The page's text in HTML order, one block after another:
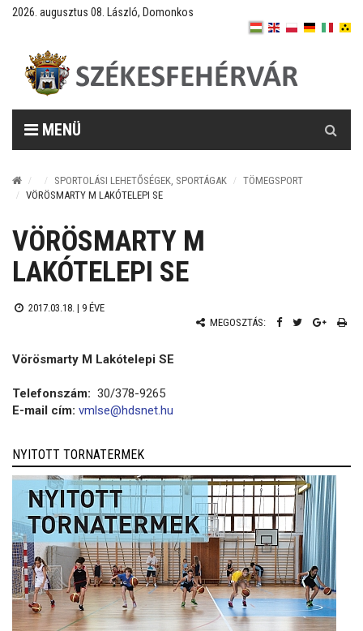
2026. augusztus 08. László, Domonkos
MENÜ
SPORTOLÁSI LEHETŐSÉGEK, SPORTÁGAK
TÖMEGSPORT
VÖRÖSMARTY M LAKÓTELEPI SE
VÖRÖSMARTY M
LAKÓTELEPI SE
2017.03.18. | 9 ÉVE
MEGOSZTÁS:
Vörösmarty M Lakótelepi SE
Telefonszám: 30/378-9265
E-mail cím: vmlse@hdsnet.hu
NYITOTT TORNATERMEK